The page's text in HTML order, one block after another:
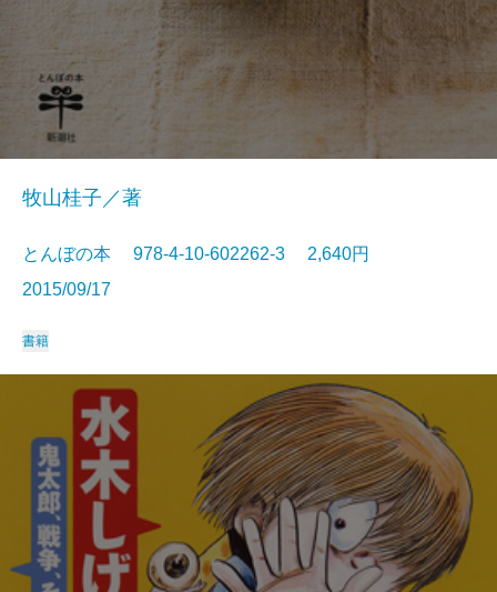
牧山桂子／著
とんぼの本 978-4-10-602262-3 2,640円
2015/09/17
書籍